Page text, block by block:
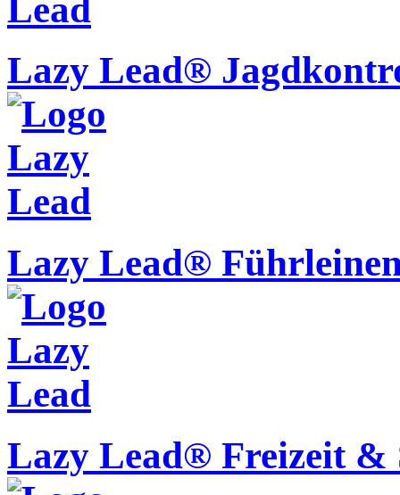
Lazy Lead®
Lazy Lead®
Lazy Lead® Freizeit &